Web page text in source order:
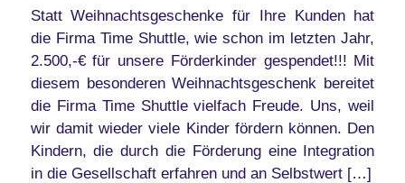
Statt Weihnachtsgeschenke für Ihre Kunden hat
die Firma Time Shuttle, wie schon im letzten Jahr,
2.500,-€ für unsere Förderkinder gespendet!!! Mit
diesem besonderen Weihnachtsgeschenk bereitet
die Firma Time Shuttle vielfach Freude. Uns, weil
wir damit wieder viele Kinder fördern können. Den
Kindern, die durch die Förderung eine Integration
in die Gesellschaft erfahren und an Selbstwert […]